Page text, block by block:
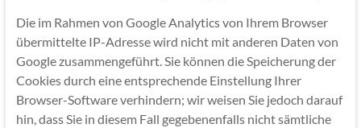
Die im Rahmen von Google Analytics von Ihrem Browser
übermittelte IP-Adresse wird nicht mit anderen Daten von
Google zusammengeführt. Sie können die Speicherung der
Cookies durch eine entsprechende Einstellung Ihrer
Browser-Software verhindern; wir weisen Sie jedoch darauf
hin, dass Sie in diesem Fall gegebenenfalls nicht sämtliche